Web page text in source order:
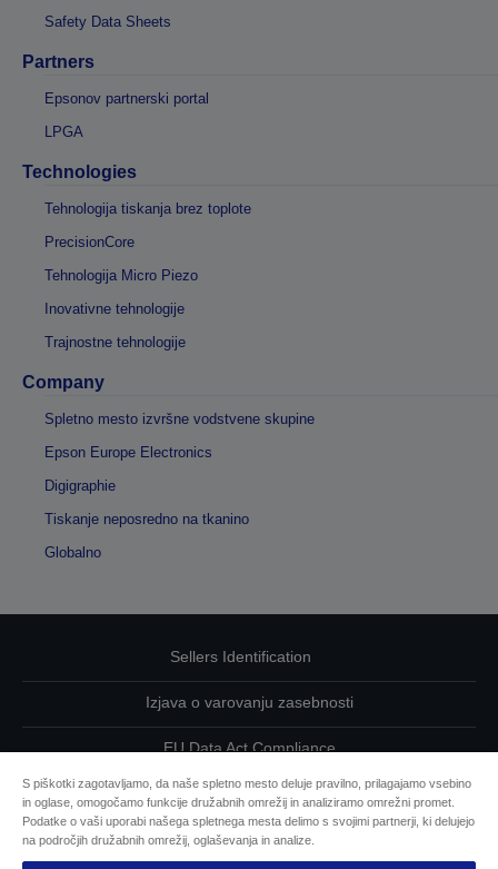
Safety Data Sheets
Partners
Epsonov partnerski portal
LPGA
Technologies
Tehnologija tiskanja brez toplote
PrecisionCore
Tehnologija Micro Piezo
Inovativne tehnologije
Trajnostne tehnologije
Company
Spletno mesto izvršne vodstvene skupine
Epson Europe Electronics
Digigraphie
Tiskanje neposredno na tkanino
Globalno
Sellers Identification
Izjava o varovanju zasebnosti
EU Data Act Compliance
Kontaktirajte nas glede svojih podatkov
Informacije o piškotkih
S piškotki zagotavljamo, da naše spletno mesto deluje pravilno, prilagajamo vsebino
in oglase, omogočamo funkcije družabnih omrežij in analiziramo omrežni promet.
Podatke o vaši uporabi našega spletnega mesta delimo s svojimi partnerji, ki delujejo
na področjih družabnih omrežij, oglaševanja in analize.